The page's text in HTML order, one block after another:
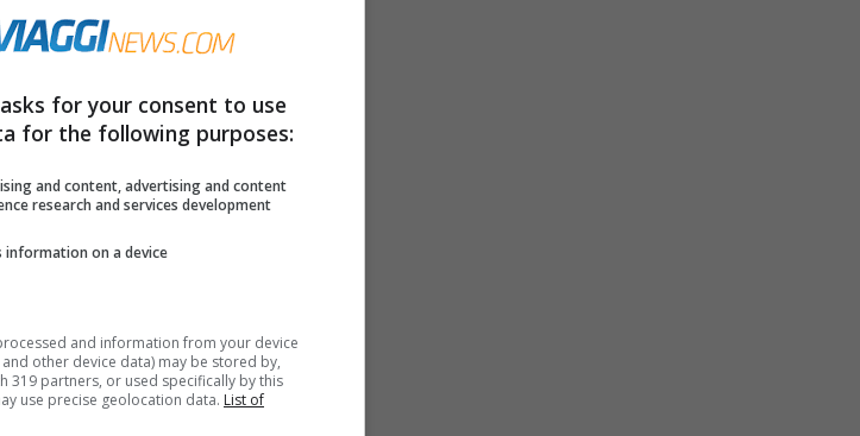
‘ (‘mercatino
all’identità della città di
la cancellazione
Cosa sta
for your consent to use
for the following purposes:
and content, advertising and content
research and services development
information on a device
and information from your device
other device data) may be stored by,
319 partners, or used specifically by this
use precise geolocation data. List of